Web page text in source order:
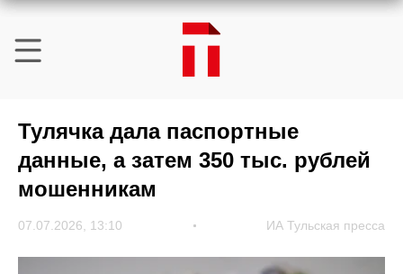
Тулячка дала паспортные
данные, а затем 350 тыс. рублей
мошенникам
07.07.2026, 13:10 ИА Тульская пресса